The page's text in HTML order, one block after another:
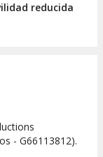
reducida
- G66113812).